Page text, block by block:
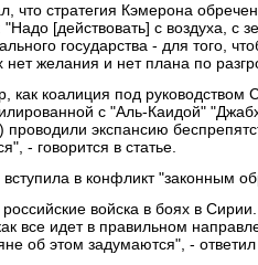
что стратегия Кэмерона
[действовать] с воздуха, с
государства - для того,
нет желания и нет плана по
как коалиция под
с "Аль-Каидой"
) проводили экспансию
- говорится в статье.
вступила в конфликт "законным
войска в боях в
все идет в правильном
об этом задумаются", - ответил